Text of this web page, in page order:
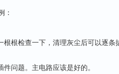
：
根根检查一下，清理灰尘后可以逐条
问题。主电路应该是好的。